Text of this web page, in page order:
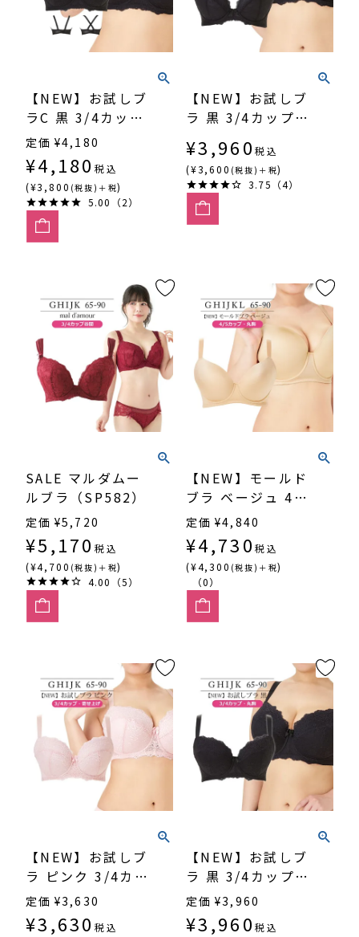
【NEW】お試しブ
ラC 黒 3/4カッ
プ・丸胸
（SP546）
定価 ¥4,180
¥4,180 税込
(¥3,800 (税抜)＋税)
5.00（2）
【NEW】お試しブ
ラ 黒 3/4カップ・
¥3,960 税込
(¥3,600 (税抜)＋税)
3.75（4）
SALE マルダムー
ルブラ（SP582）
定価 ¥5,720
¥5,170 税込
(¥4,700 (税抜)＋税)
4.00（5）
【NEW】モールド
ブラ ベージュ 4/5
カップ・丸胸
（SP551）
定価 ¥4,840
¥4,730 税込
(¥4,300 (税抜)＋税)
（0）
【NEW】お試しブ
ラ ピンク 3/4カッ
プ・寄せ上げ
SP541
定価 ¥3,630
¥3,630 税込
【NEW】お試しブ
ラ 黒 3/4カップ・
丸胸（SP540）
定価 ¥3,960
¥3,960 税込